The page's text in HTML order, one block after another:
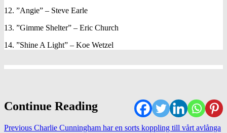
12. ”Angie” – Steve Earle
13. ”Gimme Shelter” – Eric Church
14. ”Shine A Light” – Koe Wetzel
Continue Reading
Previous Charlie Cunningham har en sorts koppling till vårt avlånga